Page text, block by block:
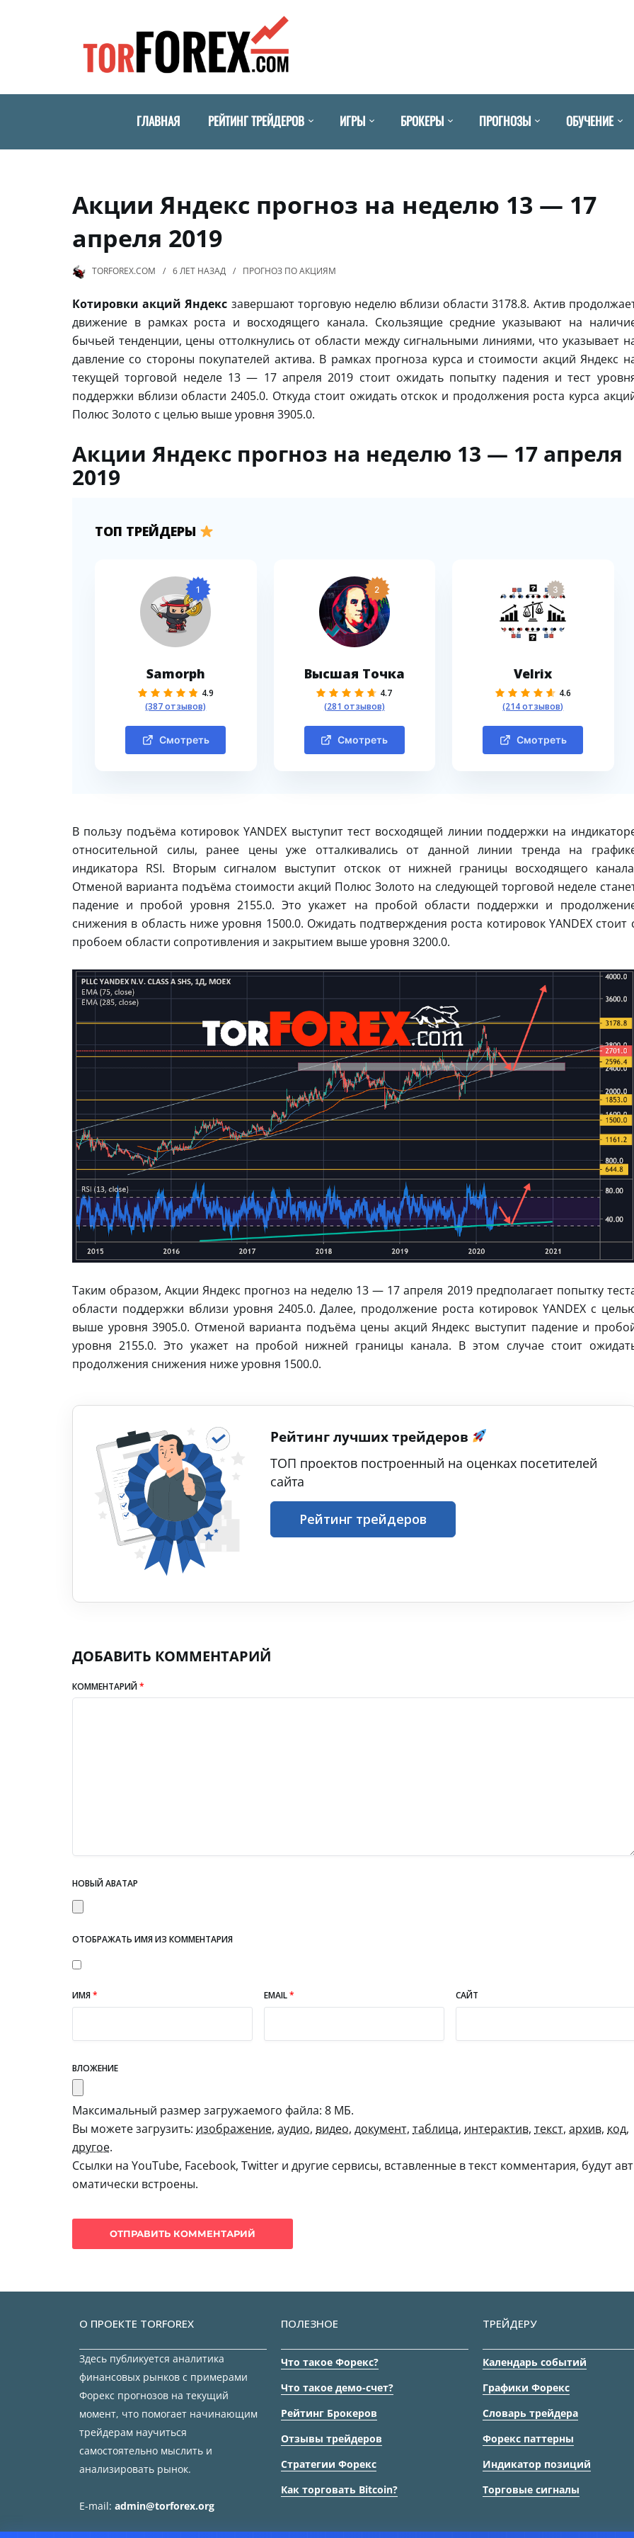
ГЛАВНАЯ РЕЙТИНГ ТРЕЙДЕРОВ ИГРЫ БРОКЕРЫ ПРОГНОЗЫ ОБУЧЕНИЕ
Акции Яндекс прогноз на неделю 13 — 17
апреля 2019
TORFOREX.COM 6 ЛЕТ НАЗАД ПРОГНОЗ ПО АКЦИЯМ
Котировки акций Яндекс завершают торговую неделю вблизи области 3178.8. Актив
движение в рамках роста и восходящего канала. Скользящие средние указывают на
бычьей тенденции, цены оттолкнулись от области между сигнальными линиями, что указывает
давление со стороны покупателей актива. В рамках прогноза курса и стоимости акций Яндекс
текущей торговой неделе 13 — 17 апреля 2019 стоит ожидать попытку падения и тест
поддержки вблизи области 2405.0. Откуда стоит ожидать отскок и продолжения роста курса
Полюс Золото с целью выше уровня 3905.0.
Акции Яндекс прогноз на неделю 13 — 17 апреля
2019
ТОП ТРЕЙДЕРЫ
1
Samorph
4.9
(387 отзывов)
Смотреть
2
Высшая Точка
4.7
(281 отзывов)
Смотреть
3
Velrix
4.6
(214 отзывов)
Смотреть
В пользу подъёма котировок YANDEX выступит тест восходящей линии поддержки на
относительной силы, ранее цены уже отталкивались от данной линии тренда на
индикатора RSI. Вторым сигналом выступит отскок от нижней границы восходящего
Отменой варианта подъёма стоимости акций Полюс Золото на следующей торговой неделе
падение и пробой уровня 2155.0. Это укажет на пробой области поддержки и
снижения в область ниже уровня 1500.0. Ожидать подтверждения роста котировок YANDEX стоит
пробоем области сопротивления и закрытием выше уровня 3200.0.
Таким образом, Акции Яндекс прогноз на неделю 13 — 17 апреля 2019 предполагает попытку
области поддержки вблизи уровня 2405.0. Далее, продолжение роста котировок YANDEX с
выше уровня 3905.0. Отменой варианта подъёма цены акций Яндекс выступит падение и
уровня 2155.0. Это укажет на пробой нижней границы канала. В этом случае стоит
продолжения снижения ниже уровня 1500.0.
Рейтинг лучших трейдеров
ТОП проектов построенный на оценках посетителей
сайта
Рейтинг трейдеров
ДОБАВИТЬ КОММЕНТАРИЙ
КОММЕНТАРИЙ*
НОВЫЙ АВАТАР
ОТОБРАЖАТЬ ИМЯ ИЗ КОММЕНТАРИЯ
ИМЯ* EMAIL* САЙТ
ВЛОЖЕНИЕ
Максимальный размер загружаемого файла: 8 МБ.
Вы можете загрузить: изображение, аудио, видео, документ, таблица, интерактив, текст, архив, код,
другое.
Ссылки на YouTube, Facebook, Twitter и другие сервисы, вставленные в текст комментария, будут авт
оматически встроены.
О ПРОЕКТЕ TORFOREX
Здесь публикуется аналитика
финансовых рынков с примерами
Форекс прогнозов на текущий
момент, что помогает начинающим
трейдерам научиться
самостоятельно мыслить и
анализировать рынок.
E-mail: admin@torforex.org
ПОЛЕЗНОЕ
Что такое Форекс?
Что такое демо-счет?
Рейтинг Брокеров
Отзывы трейдеров
Стратегии Форекс
Как торговать Bitcoin?
ТРЕЙДЕРУ
Календарь событий
Графики Форекс
Словарь трейдера
Форекс паттерны
Индикатор позиций
Торговые сигналы